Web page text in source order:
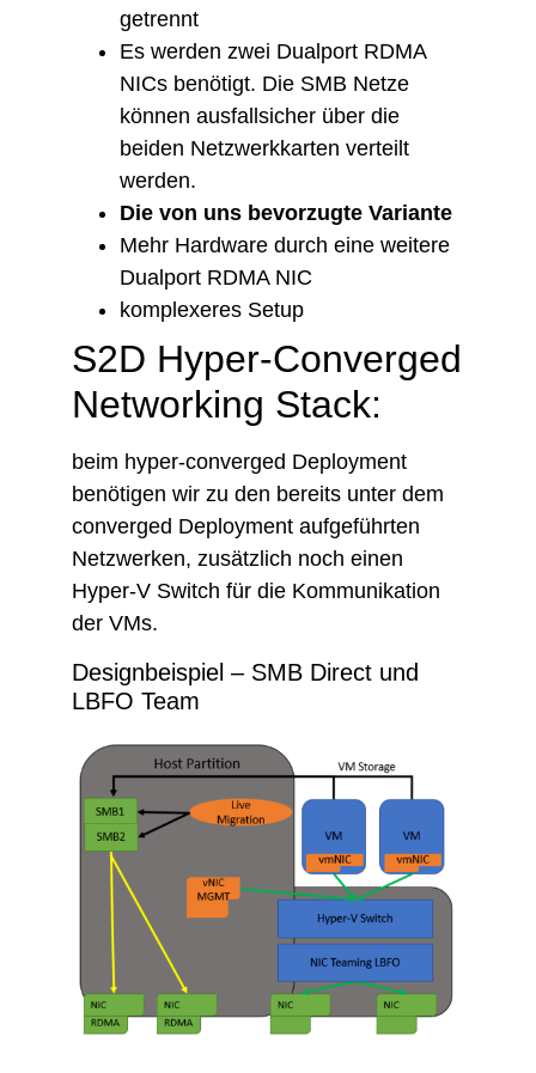
getrennt
Es werden zwei Dualport RDMA
NICs benötigt. Die SMB Netze
können ausfallsicher über die
beiden Netzwerkkarten verteilt
werden.
Die von uns bevorzugte Variante
Mehr Hardware durch eine weitere
Dualport RDMA NIC
komplexeres Setup
S2D Hyper-Converged
Networking Stack:
beim hyper-converged Deployment
benötigen wir zu den bereits unter dem
converged Deployment aufgeführten
Netzwerken, zusätzlich noch einen
Hyper-V Switch für die Kommunikation
der VMs.
Designbeispiel – SMB Direct und
LBFO Team